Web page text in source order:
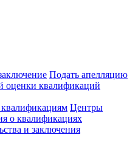
Подать апелляцию
оценки квалификаций
Центры
о квалификациях
и заключения